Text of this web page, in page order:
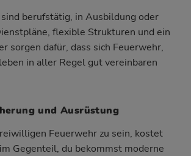
berufstätig, in Ausbildung oder
flexible Strukturen und ein
sorgen dafür, dass sich Feuerwehr,
in aller Regel gut vereinbaren
und Ausrüstung
Feuerwehr zu sein, kostet
Gegenteil, du bekommst moderne